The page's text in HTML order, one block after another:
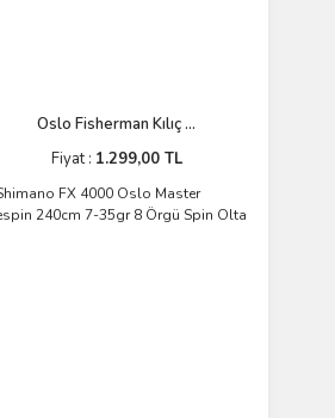
Oslo Fisherman Kılıç ...
Fiyat : 1.299,00 TL